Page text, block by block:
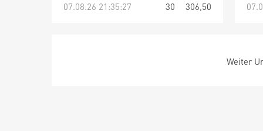
07.08.26 21:35:27
30 306,50
Weiter